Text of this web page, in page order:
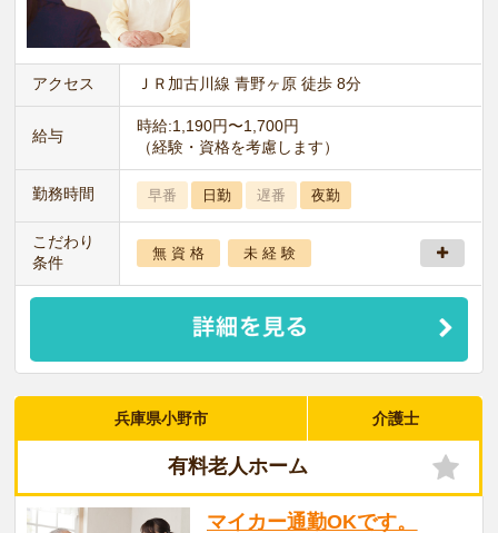
アクセス ＪＲ加古川線 青野ヶ原 徒歩 8分
給与
時給:1,190円〜1,700円
（経験・資格を考慮します）
勤務時間 早番 日勤 遅番 夜勤
こだわり
条件
無 資 格 未 経 験
兵庫県小野市 介護士
有料老人ホーム
マイカー通勤OKです。